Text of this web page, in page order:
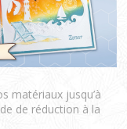
matériaux jusqu’à
de réduction à la